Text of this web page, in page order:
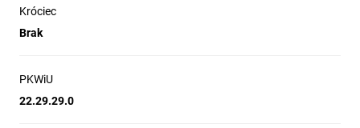
Króciec
Brak
PKWiU
22.29.29.0